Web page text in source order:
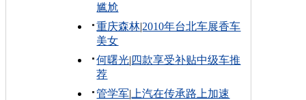
尴尬
重庆森林|2010年台北车展香车
美女
何曙光| 四款享受补贴中级车推
荐
管学军| 上汽在传承路上加速